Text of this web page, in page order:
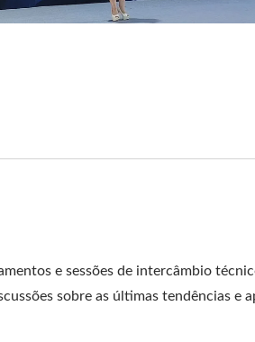
e sessões de intercâmbio
sobre as últimas tendências e